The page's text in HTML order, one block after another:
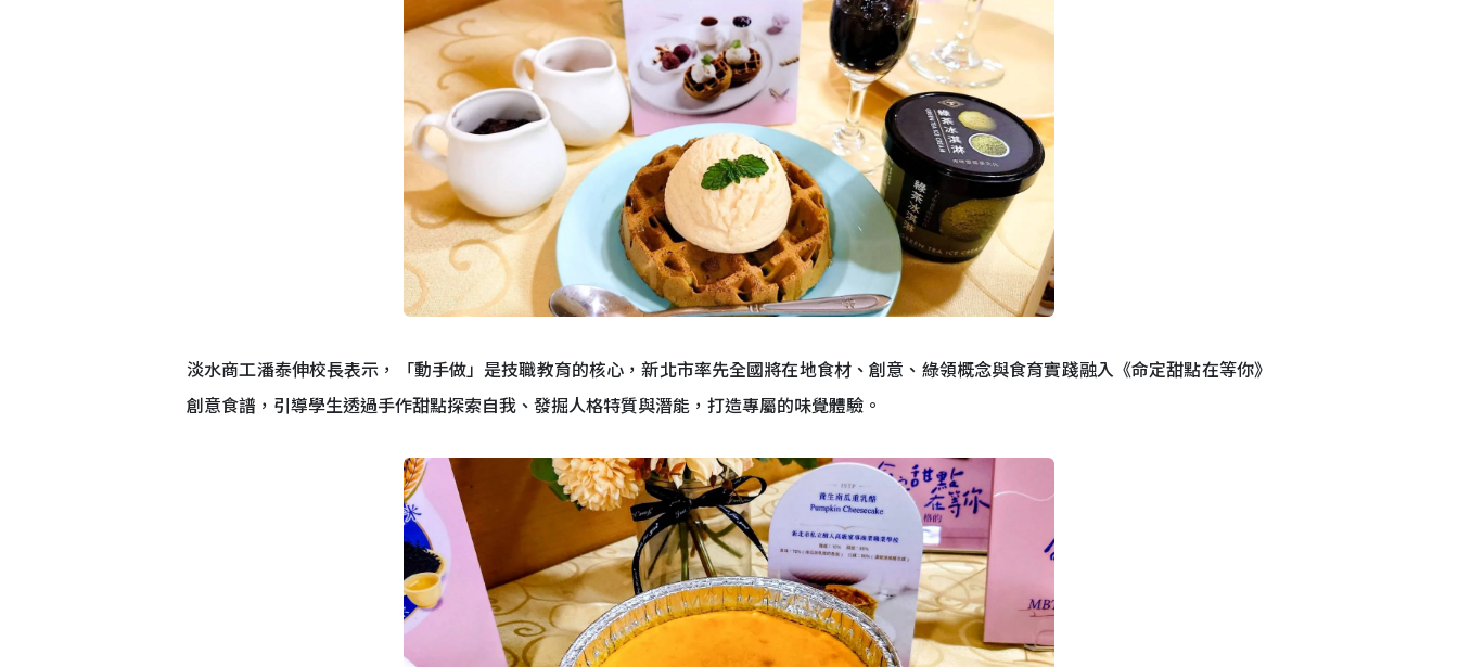
淡水商工潘泰伸校長表示，「動手做」是技職教育的核心，新北市率先全國將在地食材、創意、綠領概念與食育實踐融入《命定甜點在等你》
創意食譜，引導學生透過手作甜點探索自我、發掘人格特質與潛能，打造專屬的味覺體驗。